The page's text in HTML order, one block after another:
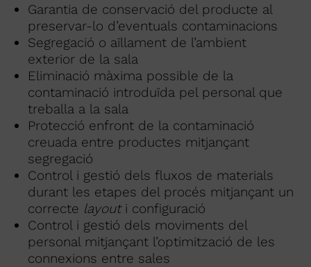
Garantia de conservació del producte al
preservar-lo d’eventuals contaminacions
Segregació o aïllament de l’ambient
exterior de la sala
Eliminació màxima possible de la
contaminació introduïda pel personal que
treballa a la sala
Protecció enfront de la contaminació
creuada entre productes mitjançant
segregació
Control i gestió dels fluxos de materials
durant les etapes del procés mitjançant un
correcte layouti configuració
Control i gestió dels moviments del
personal mitjançant l’optimització de les
connexions entre sales